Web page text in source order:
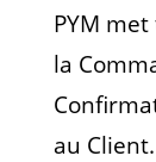
PYM
la
au